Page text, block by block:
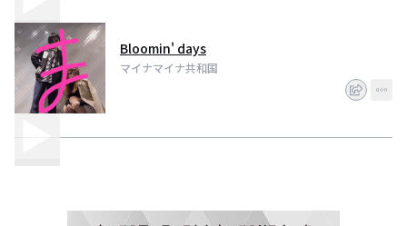
Bloomin' days
マイナマイナ共和国